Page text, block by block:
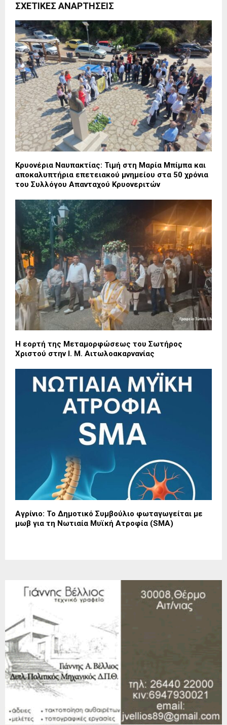
ΣΧΕΤΙΚΈΣ ΑΝΑΡΤΉΣΕΙΣ
Κρυονέρια Ναυπακτίας: Τιμή στη Μαρία Μπίμπα και
αποκαλυπτήρια επετειακού μνημείου στα 50 χρόνια
του Συλλόγου Απανταχού Κρυονεριτών
Η εορτή της Μεταμορφώσεως του Σωτήρος
Χριστού στην Ι. Μ. Αιτωλοακαρνανίας
Αγρίνιο: Το Δημοτικό Συμβούλιο φωταγωγείται με
μωβ για τη Νωτιαία Μυϊκή Ατροφία (SMA)